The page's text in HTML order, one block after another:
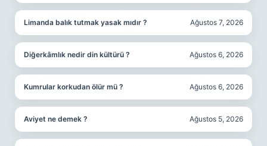
Limanda balık tutmak yasak mıdır ? Ağustos 7, 2026
Diğerkâmlık nedir din kültürü ? Ağustos 6, 2026
Kumrular korkudan ölür mü ? Ağustos 6, 2026
Aviyet ne demek ? Ağustos 5, 2026